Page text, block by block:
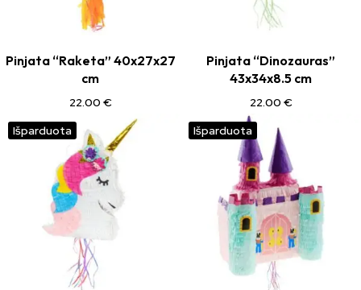
Pinjata “Raketa” 40x27x27
cm
22.00 €
Pinjata “Dinozauras”
43x34x8.5 cm
22.00 €
Išparduota
Išparduota